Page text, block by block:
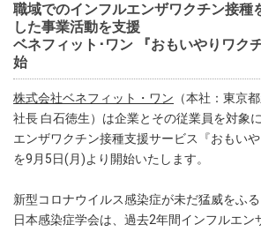
職域でのインフルエンザワクチン接
した事業活動を支援
ベネフィット･ワン 『おもいやりワク
始
株式会社ベネフィット・ワン （本社：東京
社長 白石徳生）は企業とその従業員を対象
エンザワクチン接種支援サービス『おもい
を9月5日(月)より開始いたします。
新型コロナウイルス感染症が未だ猛威をふ
日本感染症学会は、過去2年間インフルエン